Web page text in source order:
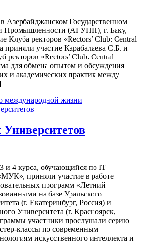
в Азербайджанском Государственном
Промышленности (АГУНП), г. Баку,
Клуба ректоров «Rectors’ Club: Central
приняли участие Карабалаева С.Б. и
«Rectors’ Club: Central
для обмена опытом и обсуждения
и академических практик между
международной жизни
и 4 курса, обучающийся по IT
приняли участие в работе
программ «Летний
на базе Уральского
(г. Екатеринбург, Россия) и
Университета (г. Красноярск,
участники прослушали серию
классы по современным
искусственного интеллекта и